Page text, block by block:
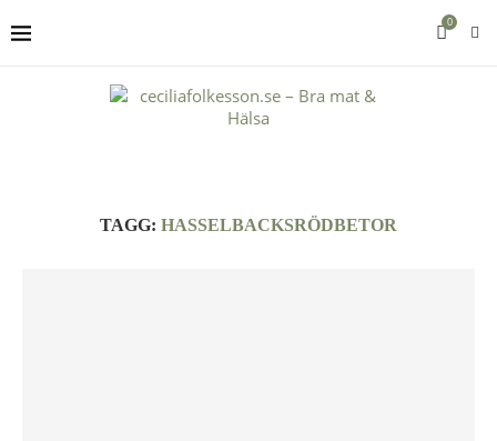
0
TAGG: HASSELBACKSRÖDBETOR